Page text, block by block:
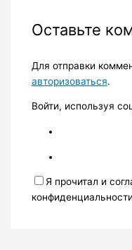
Оставьте
Для отправки
авторизоваться.
Войти, используя
Я прочитал и
конфиденциальности